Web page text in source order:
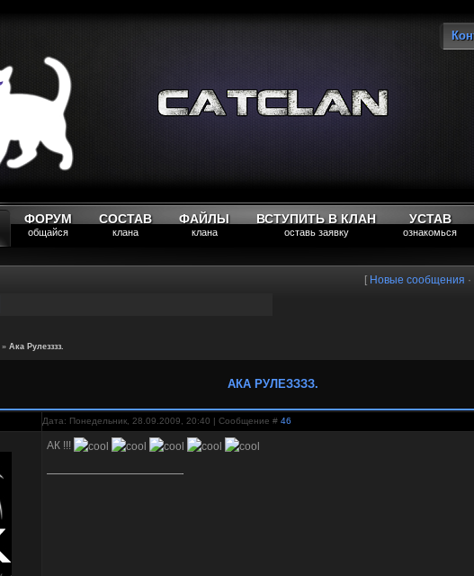
ФОРУМ
общайся
СОСТАВ
клана
ФАЙЛЫ
клана
ВСТУПИТЬ В КЛАН
оставь заявку
УСТАВ
ознакомься
[ Новые сообщения ·
» Ака Рулезззз.
АКА РУЛЕЗЗЗЗ.
Дата: Понедельник, 28.09.2009, 20:40 | Сообщение # 46
АК !!!